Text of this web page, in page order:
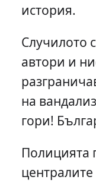
история.
Случилото
автори и
на
гори!
Полицията